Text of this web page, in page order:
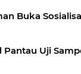
Buka
Pantau Uji